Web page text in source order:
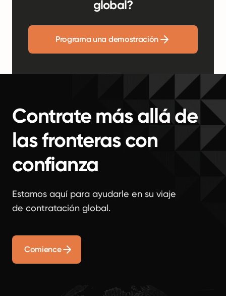
global?
Programa una demostración
Contrate más allá de
las fronteras con
confianza
Estamos aquí para ayudarle en su viaje
de contratación global.
Comience